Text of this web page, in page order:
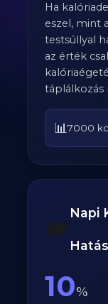
Ha
eszel, mint
testsúllyal
az érték
táplálkozás
📊7000
🍽️
Napi
10%